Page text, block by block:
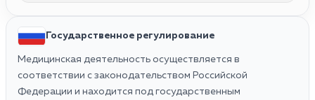
Государственное регулирование
Медицинская деятельность осуществляется в
соответствии с законодательством Российской
Федерации и находится под государственным